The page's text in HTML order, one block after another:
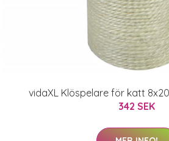
vidaXL Klöspelare för katt
342 SEK